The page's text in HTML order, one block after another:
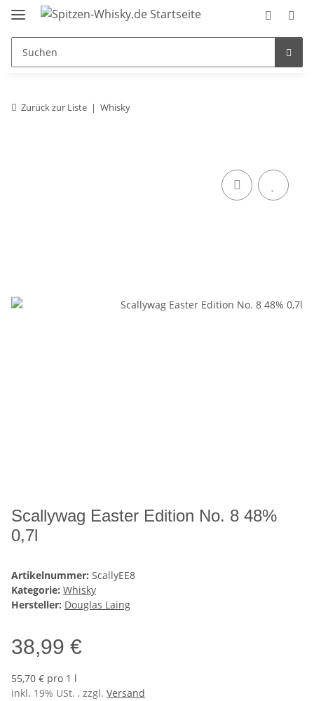
Zurück zur Liste Whisky
Scallywag Easter Edition No. 8 48%
0,7l
Artikelnummer: ScallyEE8
Kategorie: Whisky
Hersteller: Douglas Laing
38,99 €
55,70 € pro 1 l
inkl. 19% USt. , zzgl. Versand